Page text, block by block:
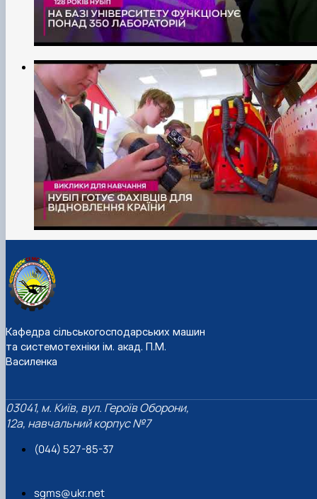
Кафедра сільськогосподарських машин
та системотехніки ім. акад. П.М.
Василенка
03041, м. Київ, вул. Героїв Оборони,
12а, навчальний корпус №7
(044) 527-85-37
sgms@ukr.net